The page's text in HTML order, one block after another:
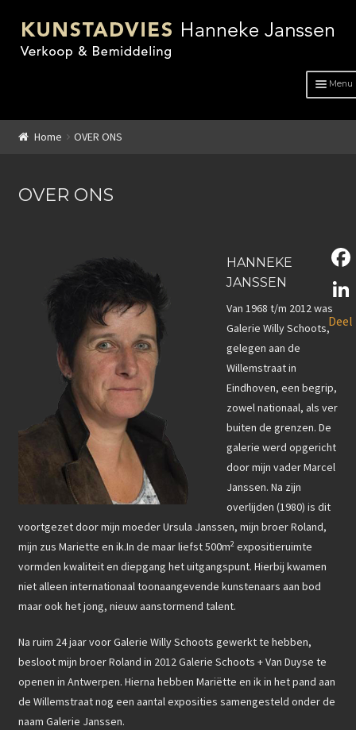
Menu
ADVIES
GENRE
Schilderkunst
Beeldhouwkunst
Keramiek
Grafiek
Tekeningen
KUNST ACTUEEL
KUNST ACTUEEL
CONTACT
Home OVER ONS
OVER ONS
HANNEKE
JANSSEN
Van 1968 t/m 2012 was
Galerie Willy Schoots,
gelegen aan de
Willemstraat in
Eindhoven, een begrip,
zowel nationaal, als ver
buiten de grenzen. De
galerie werd opgericht
door mijn vader Marcel
Janssen. Na zijn
overlijden (1980) is dit
voortgezet door mijn moeder Ursula Janssen, mijn broer Roland,
mijn zus Mariette en ik.In de maar liefst 500m2expositieruimte
vormden kwaliteit en diepgang het uitgangspunt. Hierbij kwamen
niet alleen internationaal toonaangevende kunstenaars aan bod
maar ook het jong, nieuw aanstormend talent.
Na ruim 24 jaar voor Galerie Willy Schoots gewerkt te hebben,
besloot mijn broer Roland in 2012 Galerie Schoots + Van Duyse te
openen in Antwerpen. Hierna hebben Mariëtte en ik in het pand aan
de Willemstraat nog een aantal exposities samengesteld onder de
naam Galerie Janssen.
F
a
c
b
o
o
k
L
k
e
d
I
Deel